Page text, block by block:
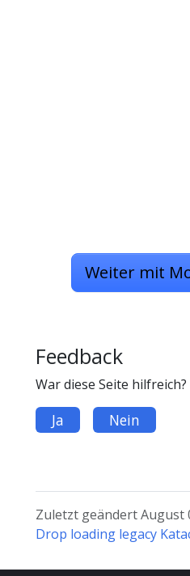
Weiter mit
Feedback
War diese Seite hilfreich?
Ja Nein
Zuletzt geändert August
Drop loading legacy